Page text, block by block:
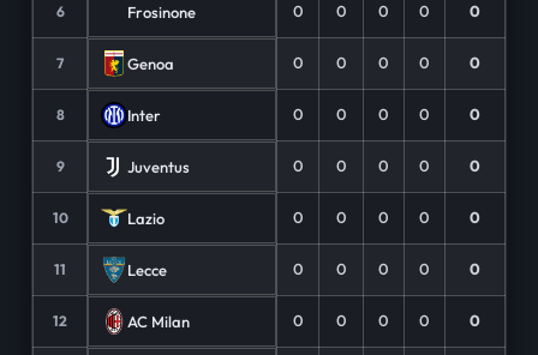
6 Frosinone 0 0 0 0 0
7 Genoa 0 0 0 0 0
8 Inter 0 0 0 0 0
9 Juventus 0 0 0 0 0
10 Lazio 0 0 0 0 0
11 Lecce 0 0 0 0 0
12 AC Milan 0 0 0 0 0